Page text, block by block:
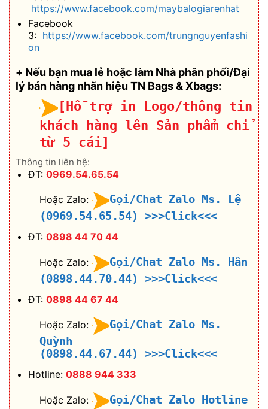
https://www.facebook.com/maybalogiarenhat
Facebook
3: https://www.facebook.com/trungnguyenfashi
on
+ Nếu bạn mua lẻ hoặc làm Nhà phân phối/Đại
lý bán hàng nhãn hiệu TN Bags & Xbags:
[Hỗ trợ in Logo/thông tin
khách hàng lên Sản phẩm chỉ
từ 5 cái]
Thông tin liên hệ:
ĐT: 0969.54.65.54
Hoặc Zalo:
Gọi/Chat Zalo Ms. Lệ
(0969.54.65.54)
>>>Click<<<
ĐT: 0898 44 70 44
Hoặc Zalo:
Gọi/Chat Zalo Ms. Hân
(0898.44.70.44)
>>>Click<<<
ĐT: 0898 44 67 44
Hoặc Zalo:
Gọi/Chat Zalo Ms.
Quỳnh
(0898.44.67.44)
>>>Click<<<
Hotline: 0888 944 333
Hoặc Zalo: Gọi/Chat Zalo Hotline